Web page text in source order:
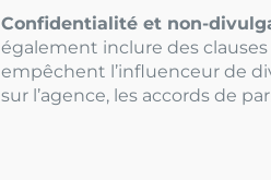
Confidentialité et non-
également inclure des
empêchent l’influenceur de
sur l’agence, les accords de